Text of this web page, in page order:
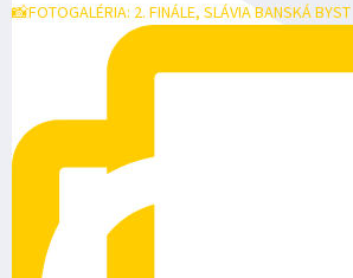
📸FOTOGALÉRIA: 2. FINÁLE, SLÁVIA BANSKÁ BYST